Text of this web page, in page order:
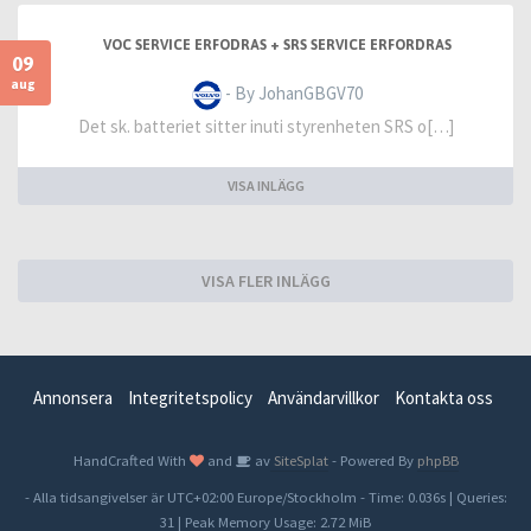
09
aug
VOC SERVICE ERFODRAS + SRS SERVICE ERFORDRAS
- By JohanGBGV70
Det sk. batteriet sitter inuti styrenheten SRS o[…]
VISA INLÄGG
VISA FLER INLÄGG
Annonsera Integritetspolicy Användarvillkor Kontakta oss
HandCrafted With and avSiteSplat- Powered By phpBB
- Alla tidsangivelser är UTC+02:00 Europe/Stockholm - Time: 0.036s| Queries:
31 | Peak Memory Usage: 2.72 MiB